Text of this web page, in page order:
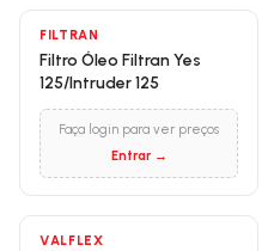
FILTRAN
Filtro Óleo Filtran Yes
125/Intruder 125
Faça login para ver preços
Entrar →
VALFLEX